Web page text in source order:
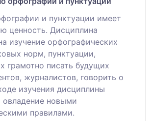
и пунктуации имеет
ценность. Дисциплина
изучение орфографических
норм, пунктуации,
грамотно писать будущих
журналистов, говорить о
изучения дисциплины
овладение новыми
правилами.